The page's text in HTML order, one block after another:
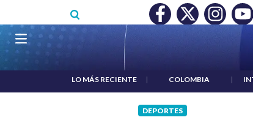
MÍNIMO NO DESTRUYÓ EMPLEO: JP MORGAN |
Navegación principal
LO MÁS RECIENTE | COLOMBIA |
DEPORTES